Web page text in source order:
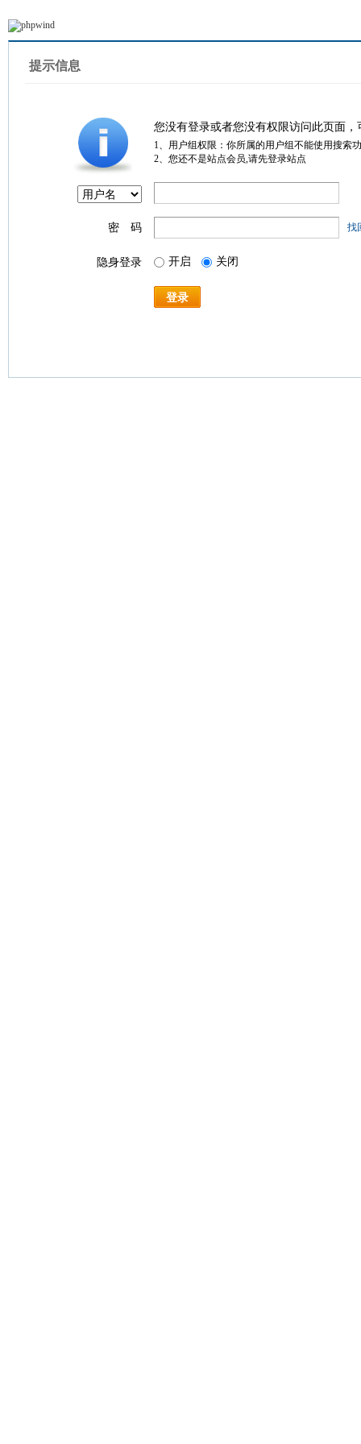
提示信息
您没有登录或者您没有权限访问此页面
1、用户组权限：你所属的用户组不能使用搜索
2、您还不是站点会员,请先登录站点
密 码 找
隐身登录 开启 关闭
登录